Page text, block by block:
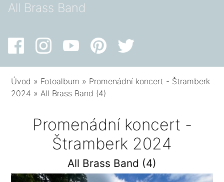
All Brass Band
Úvod » Fotoalbum » Promenádní koncert - Štramberk
2024 »All Brass Band (4)
Promenádní koncert -
Štramberk 2024
All Brass Band (4)